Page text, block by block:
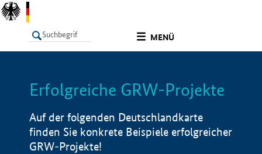
MENÜ
LISTE Info
Erfolgreiche GRW-Projekte
Auf der folgenden Deutschlandkarte
finden Sie konkrete Beispiele erfolgreicher
GRW-Projekte!